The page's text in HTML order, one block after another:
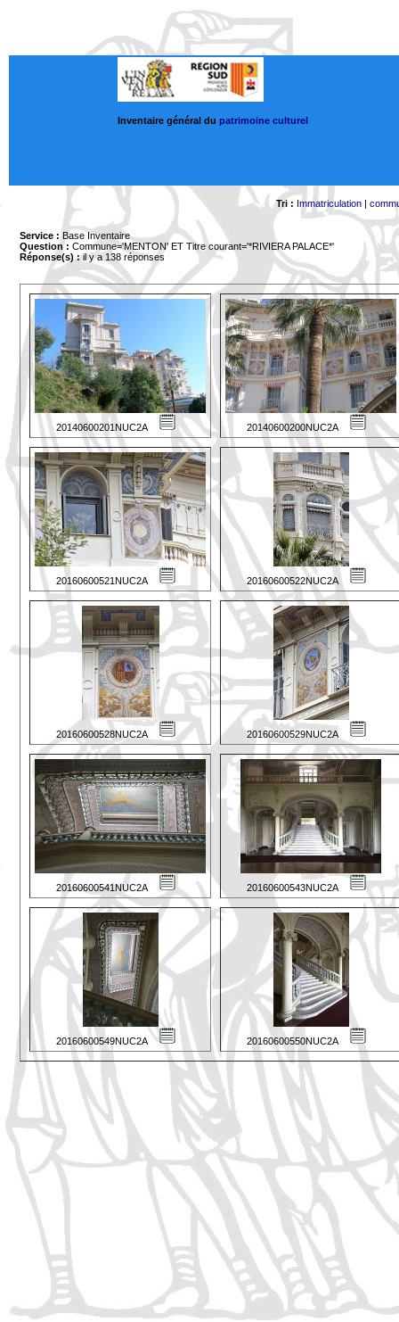
Inventaire général du patrimoine culturel
Tri : Immatriculation|
Service : Base Inventaire
Question : Commune='MENTON' ET Titre courant='*RIVIERA PALACE*'
Réponse(s) :il y a 138 réponses
20140600201NUC2A 20140600200NUC2A
20160600521NUC2A 20160600522NUC2A
20160600528NUC2A 20160600529NUC2A
20160600541NUC2A 20160600543NUC2A
20160600549NUC2A 20160600550NUC2A